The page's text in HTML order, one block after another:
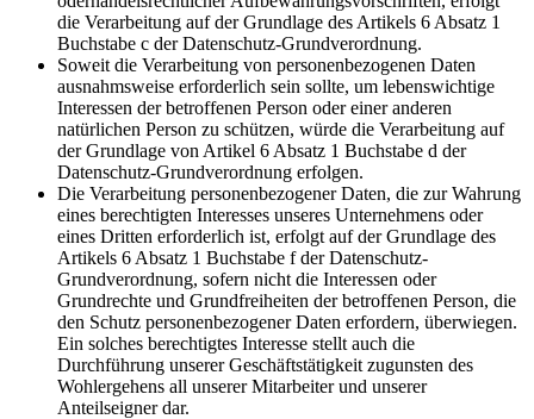
die Verarbeitung auf der Grundlage des Artikels 6 Absatz 1
Buchstabe c der Datenschutz-Grundverordnung.
Soweit die Verarbeitung von personenbezogenen Daten
ausnahmsweise erforderlich sein sollte, um lebenswichtige
Interessen der betroffenen Person oder einer anderen
natürlichen Person zu schützen, würde die Verarbeitung auf
der Grundlage von Artikel 6 Absatz 1 Buchstabe d der
Datenschutz-Grundverordnung erfolgen.
Die Verarbeitung personenbezogener Daten, die zur Wahrung
eines berechtigten Interesses unseres Unternehmens oder
eines Dritten erforderlich ist, erfolgt auf der Grundlage des
Artikels 6 Absatz 1 Buchstabe f der Datenschutz-
Grundverordnung, sofern nicht die Interessen oder
Grundrechte und Grundfreiheiten der betroffenen Person, die
den Schutz personenbezogener Daten erfordern, überwiegen.
Ein solches berechtigtes Interesse stellt auch die
Durchführung unserer Geschäftstätigkeit zugunsten des
Wohlergehens all unserer Mitarbeiter und unserer
Anteilseigner dar.